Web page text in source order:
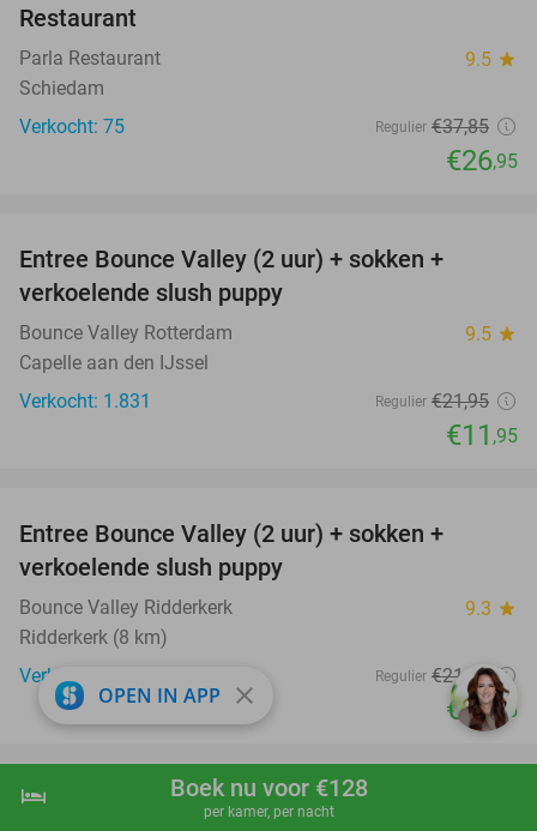
shopping_cart Boek nu
hotel Boek nu voor €128
per kamer, per nacht
Restaurant
Parla Restaurant 9.5 star
Schiedam
Verkocht: 75
Regulier €37,85
€26,95
Entree Bounce Valley (2 uur) + sokken +
verkoelende slush puppy
Bounce Valley Rotterdam 9.5 star
Capelle aan den IJssel
Verkocht: 1.831
Regulier €21,95
€11 ,95
Entree Bounce Valley (2 uur) + sokken +
verkoelende slush puppy
Bounce Valley Ridderkerk 9.3 star
Ridderkerk (8 km)
Verkocht: 2.093
Regulier €21 ,95
€11,95
(Duo-)ontspanningsmassage (60 min) +
OPEN IN APP close